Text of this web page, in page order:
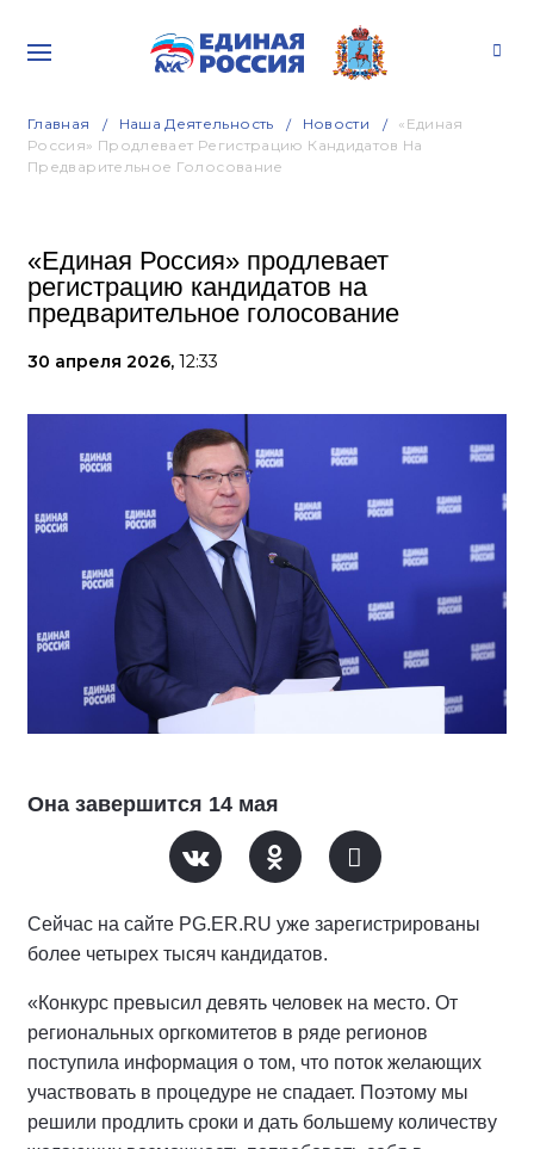
Главная Наша Деятельность Новости
«Единая
Россия» Продлевает Регистрацию Кандидатов На
Предварительное Голосование
«Единая Россия» продлевает
регистрацию кандидатов на
предварительное голосование
30 апреля 2026, 12:33
Она завершится 14 мая
Сейчас на сайте PG.ER.RU уже зарегистрированы
более четырех тысяч кандидатов.
«Конкурс превысил девять человек на место. От
региональных оргкомитетов в ряде регионов
поступила информация о том, что поток желающих
участвовать в процедуре не спадает. Поэтому мы
решили продлить сроки и дать большему количеству